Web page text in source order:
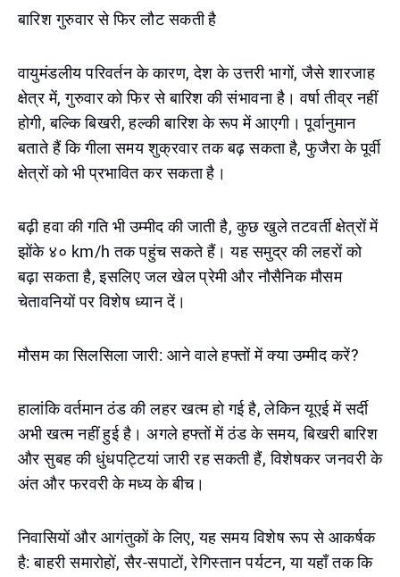
बारिश गुरुवार से फिर लौट सकती है
वायुमंडलीय परिवर्तन के कारण, देश के उत्तरी भागों, जैसे शारजाह
क्षेत्र में, गुरुवार को फिर से बारिश की संभावना है। वर्षा तीव्र नहीं
होगी, बल्कि बिखरी, हल्की बारिश के रूप में आएगी। पूर्वानुमान
बताते हैं कि गीला समय शुक्रवार तक बढ़ सकता है, फुजैरा के पूर्वी
क्षेत्रों को भी प्रभावित कर सकता है।
बढ़ी हवा की गति भी उम्मीद की जाती है, कुछ खुले तटवर्ती क्षेत्रों में
झोंके ४० km/h तक पहुंच सकते हैं। यह समुद्र की लहरों को
बढ़ा सकता है, इसलिए जल खेल प्रेमी और नौसैनिक मौसम
चेतावनियों पर विशेष ध्यान दें।
मौसम का सिलसिला जारी: आने वाले हफ्तों में क्या उम्मीद करें?
हालांकि वर्तमान ठंड की लहर खत्म हो गई है, लेकिन यूएई में सर्दी
अभी खत्म नहीं हुई है। अगले हफ्तों में ठंड के समय, बिखरी बारिश
और सुबह की धुंधपट्टियां जारी रह सकती हैं, विशेषकर जनवरी के
अंत और फरवरी के मध्य के बीच।
निवासियों और आगंतुकों के लिए, यह समय विशेष रूप से आकर्षक
है: बाहरी समारोहों, सैर-सपाटों, रेगिस्तान पर्यटन, या यहाँ तक कि